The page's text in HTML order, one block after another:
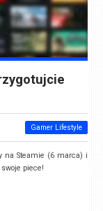
Gamer Lifestyle
na Steamie (6 marca) i
piece!